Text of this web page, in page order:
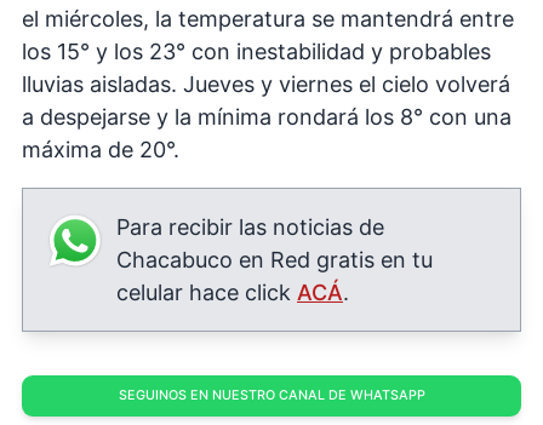
el miércoles, la temperatura se mantendrá entre
los 15° y los 23° con inestabilidad y probables
lluvias aisladas. Jueves y viernes el cielo volverá
a despejarse y la mínima rondará los 8° con una
máxima de 20°.
Para recibir las noticias de
Chacabuco en Red gratis en tu
celular hace click ACÁ.
SEGUINOS EN NUESTRO CANAL DE WHATSAPP